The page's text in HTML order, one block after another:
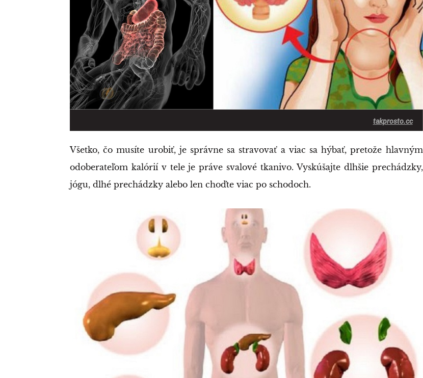
takprosto.cc
Všetko, čo musíte urobiť, je správne sa stravovať a viac sa hýbať, pretože hlavným
odoberateľom kalórií v tele je práve svalové tkanivo. Vyskúšajte dlhšie prechádzky,
jógu, dlhé prechádzky alebo len choďte viac po schodoch.